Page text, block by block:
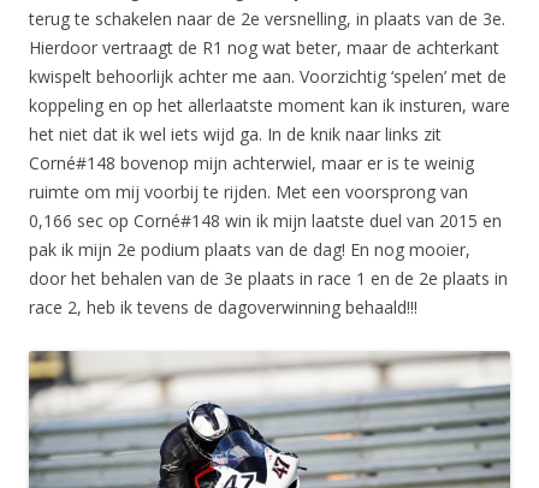
terug te schakelen naar de 2e versnelling, in plaats van de 3e.
Hierdoor vertraagt de R1 nog wat beter, maar de achterkant
kwispelt behoorlijk achter me aan. Voorzichtig ‘spelen’ met de
koppeling en op het allerlaatste moment kan ik insturen, ware
het niet dat ik wel iets wijd ga. In de knik naar links zit
Corné#148 bovenop mijn achterwiel, maar er is te weinig
ruimte om mij voorbij te rijden. Met een voorsprong van
0,166 sec op Corné#148 win ik mijn laatste duel van 2015 en
pak ik mijn 2e podium plaats van de dag! En nog mooier,
door het behalen van de 3e plaats in race 1 en de 2e plaats in
race 2, heb ik tevens de dagoverwinning behaald!!!